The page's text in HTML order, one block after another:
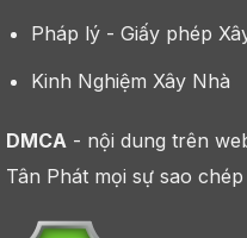
Pháp lý - Giấy phép
Kinh Nghiệm Xây Nhà
DMCA - nội dung trên
Tân Phát mọi sự sao